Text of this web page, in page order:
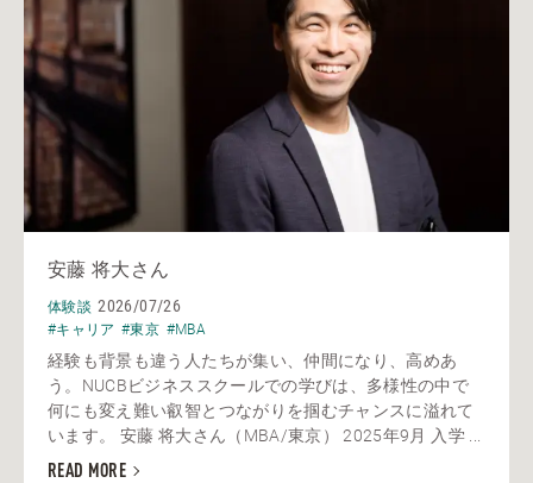
安藤 将大さん
体験談 2026/07/26
#キャリア #東京 #MBA
経験も背景も違う人たちが集い、仲間になり、高めあ
う。NUCBビジネススクールでの学びは、多様性の中で
何にも変え難い叡智とつながりを掴むチャンスに溢れて
います。 安藤 将大さん（MBA/東京） 2025年9月 入学 ...
READ MORE